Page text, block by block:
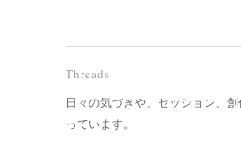
Threads
日々の気づきや、セッション、
っています。